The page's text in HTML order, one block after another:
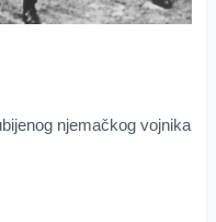
njemačkog vojnika